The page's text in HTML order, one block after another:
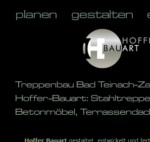
Treppenbau Bad Teinach-
Hoffer-Bauart:
Betonmöbel,